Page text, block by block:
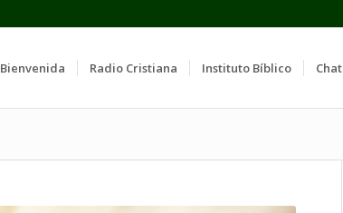
Bienvenida Radio Cristiana Instituto Bíblico Chat